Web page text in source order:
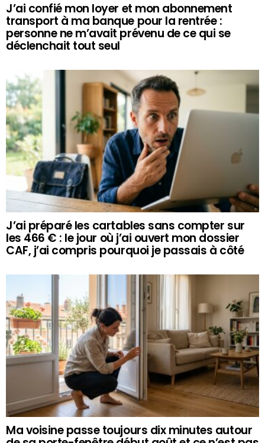
J’ai confié mon loyer et mon abonnement
transport à ma banque pour la rentrée :
personne ne m’avait prévenu de ce qui se
déclenchait tout seul
J’ai préparé les cartables sans compter sur
les 466 € : le jour où j’ai ouvert mon dossier
CAF, j’ai compris pourquoi je passais à côté
Ma voisine passe toujours dix minutes autour